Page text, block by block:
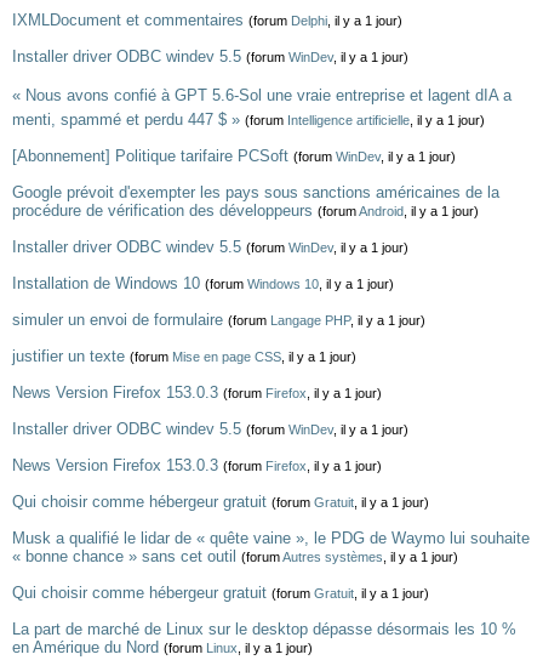
IXMLDocument et commentaires (forum Delphi , il y a 1 jour)
Installer driver ODBC windev 5.5 (forum WinDev, il y a 1 jour)
« Nous avons confié à GPT 5.6-Sol une vraie entreprise et lagent dIA a
menti, spammé et perdu 447 $ » (forum Intelligence artificielle , il y a 1 jour)
[Abonnement] Politique tarifaire PCSoft (forum WinDev, il y a 1 jour)
Google prévoit d'exempter les pays sous sanctions américaines de la
procédure de vérification des développeurs (forumAndroid , il y a 1 jour)
Installer driver ODBC windev 5.5 (forum WinDev, il y a 1 jour)
Installation de Windows 10 (forum Windows 10 , il y a 1 jour)
simuler un envoi de formulaire (forum Langage PHP, il y a 1 jour)
justifier un texte (forum Mise en page CSS , il y a 1 jour)
News Version Firefox 153.0.3 (forum Firefox , il y a 1 jour)
Installer driver ODBC windev 5.5 (forum WinDev, il y a 1 jour)
News Version Firefox 153.0.3 (forum Firefox , il y a 1 jour)
Qui choisir comme hébergeur gratuit (forum Gratuit , il y a 1 jour)
Musk a qualifié le lidar de « quête vaine », le PDG de Waymo lui souhaite
« bonne chance » sans cet outil
(forumAutres systèmes , il y a 1 jour)
Qui choisir comme hébergeur gratuit (forum Gratuit , il y a 1 jour)
La part de marché de Linux sur le desktop dépasse désormais les 10 %
en Amérique du Nord (forum Linux , il y a 1 jour)